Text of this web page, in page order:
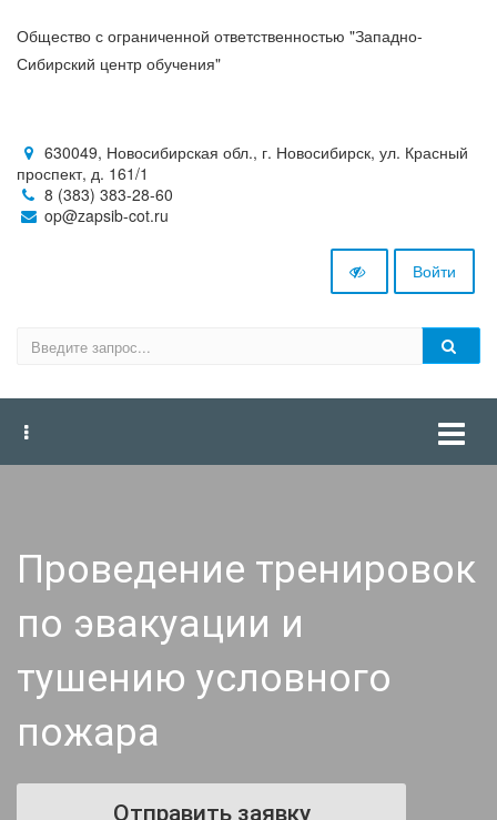
Общество с ограниченной ответственностью "Западно-
Сибирский центр обучения"
630049, Новосибирская обл., г. Новосибирск, ул. Красный
проспект, д. 161/1
8 (383) 383-28-60
op@zapsib-cot.ru
Войти
Проведение тренировок
по эвакуации и
тушению условного
пожара
Отправить заявку